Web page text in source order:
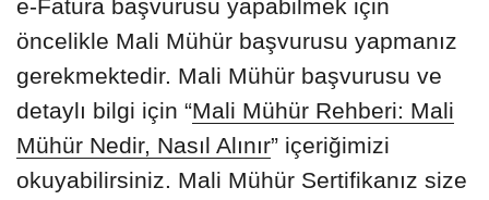
e-Fatura başvurusu yapabilmek için
öncelikle Mali Mühür başvurusu yapmanız
gerekmektedir. Mali Mühür başvurusu ve
detaylı bilgi için “Mali Mühür Rehberi: Mali
Mühür Nedir, Nasıl Alınır” içeriğimizi
okuyabilirsiniz. Mali Mühür Sertifikanız size